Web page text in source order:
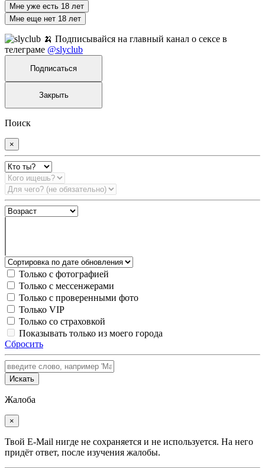
Мне уже есть 18 лет
Мне еще нет 18 лет
🍌 Подписывайся на главный канал о сексе в
телеграме @slyclub
Подписаться
Закрыть
Поиск
×
Только с фотографией
Только с мессенжерами
Только с проверенными фото
Только VIP
Только со страховкой
Показывать только из моего города
Сбросить
Искать
Жалоба
×
Твой E-Mail нигде не сохраняется и не используется. На него
придёт ответ, после изучения жалобы.